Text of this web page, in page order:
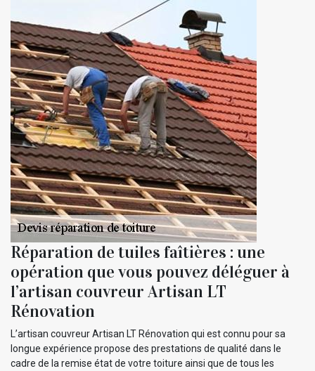
Réparation de tuiles faîtières : une
opération que vous pouvez déléguer à
l’artisan couvreur Artisan LT
Rénovation
L’artisan couvreur Artisan LT Rénovation qui est connu pour sa
longue expérience propose des prestations de qualité dans le
cadre de la remise état de votre toiture ainsi que de tous les